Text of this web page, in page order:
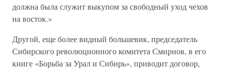
должна была служит выкупом за свободный уход чехов
на восток.»
Другой, еще более видный большевик, председатель
Сибирского революционного комитета Смирнов, в его
книге «Борьба за Урал и Сибирь», приводит договор,